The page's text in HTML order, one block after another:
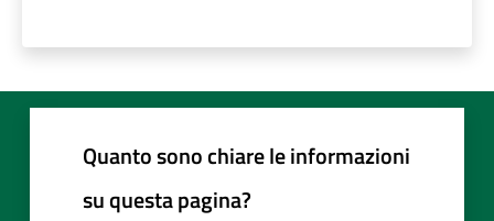
Quanto sono chiare le informazioni
su questa pagina?